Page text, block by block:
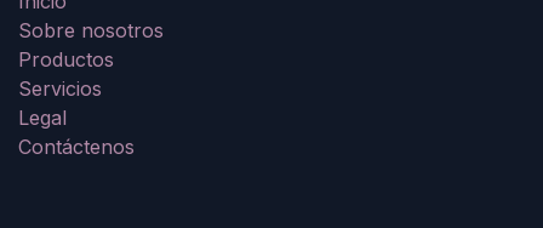
Sobre nosotros
Productos
Servicios
Legal
Contáctenos